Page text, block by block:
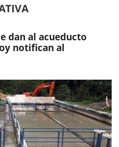
dan al acueducto
notifican al